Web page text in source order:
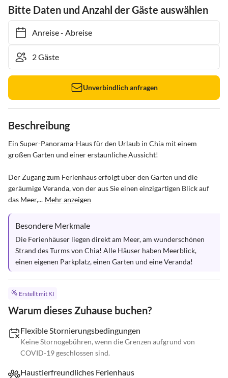
Bitte Daten und Anzahl der Gäste auswählen
Anreise- Abreise
Unverbindlich anfragen
Beschreibung
Ein Super-Panorama-Haus für den Urlaub in Chia mit einem
großen Garten und einer erstaunliche Aussicht!
Der Zugang zum Ferienhaus erfolgt über den Garten und die
geräumige Veranda, von der aus Sie einen einzigartigen Blick auf
das Meer,... Mehr anzeigen
Besondere Merkmale
Die Ferienhäuser liegen direkt am Meer, am wunderschönen
Strand des Turms von Chia! Alle Häuser haben Meerblick,
einen eigenen Parkplatz, einen Garten und eine Veranda!
Erstellt mit KI
Warum dieses Zuhause buchen?
Flexible Stornierungsbedingungen
Keine Stornogebühren, wenn die Grenzen aufgrund von
COVID-19 geschlossen sind.
Haustierfreundliches Ferienhaus